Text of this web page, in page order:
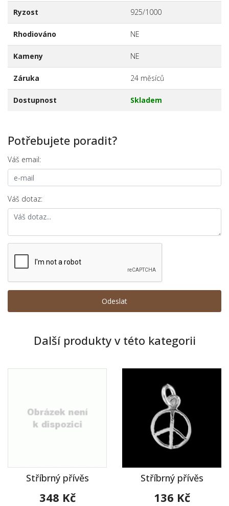
Ryzost 925/1000
Rhodiováno NE
Kameny NE
Záruka 24 měsíců
Dostupnost Skladem
Potřebujete poradit?
Váš email:
Váš dotaz:
Další produkty v této kategorii
Stříbrný přívěs
348 Kč
Stříbrný přívěs
136 Kč